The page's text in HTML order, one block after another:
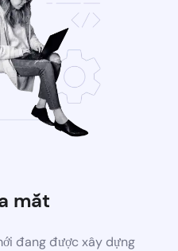
mắt
đang được xây dựng